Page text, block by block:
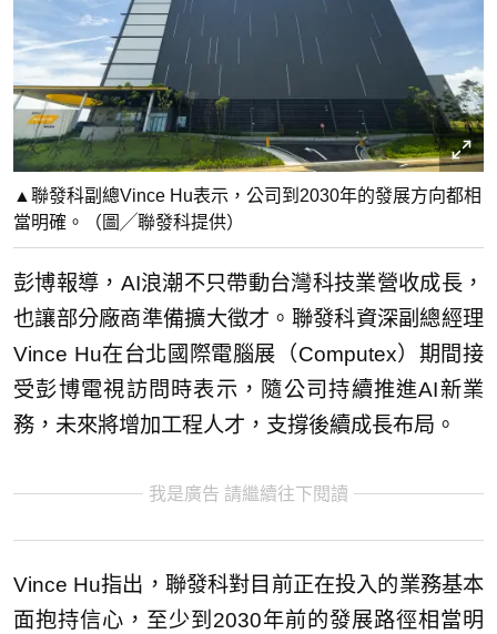
▲聯發科副總Vince Hu表示，公司到2030年的發展方向都相
當明確。（圖╱聯發科提供）
彭博報導，AI浪潮不只帶動台灣科技業營收成長，
也讓部分廠商準備擴大徵才。聯發科資深副總經理
Vince Hu在台北國際電腦展（Computex）期間接
受彭博電視訪問時表示，隨公司持續推進AI新業
務，未來將增加工程人才，支撐後續成長布局。
我是廣告 請繼續往下閱讀
Vince Hu指出，聯發科對目前正在投入的業務基本
面抱持信心，至少到2030年前的發展路徑相當明